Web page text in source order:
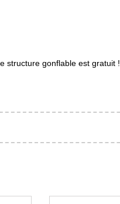
structure gonflable est gratuit !